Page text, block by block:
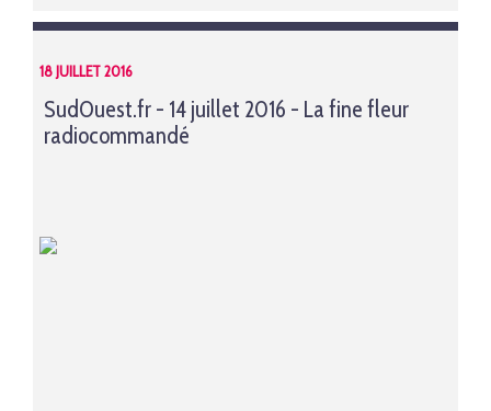
18 JUILLET 2016
SudOuest.fr - 14 juillet 2016 - La fine fleur
radiocommandé